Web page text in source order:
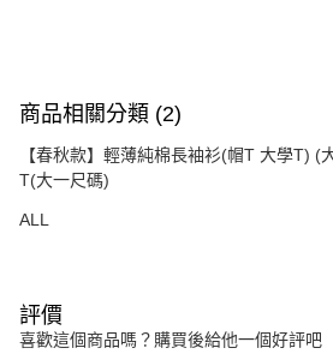
商品相關分類 (2)
【春秋款】輕薄純棉長袖衫(帽T 大學T) (
T(大一尺碼)
ALL
評價
喜歡這個商品嗎？購買後給他一個好評吧